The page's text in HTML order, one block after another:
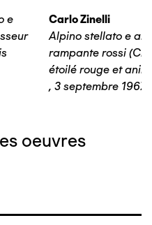
e
Carlo Zinelli
Alpino stellato e
rampante rossi
étoilé rouge et
, 3 septembre 1967
oeuvres